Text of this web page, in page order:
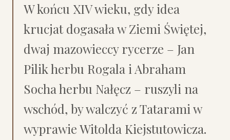
W końcu XIV wieku, gdy idea
krucjat dogasała w Ziemi Świętej,
dwaj mazowieccy rycerze – Jan
Pilik herbu Rogala i Abraham
Socha herbu Nałęcz – ruszyli na
wschód, by walczyć z Tatarami w
wyprawie Witolda Kiejstutowicza.